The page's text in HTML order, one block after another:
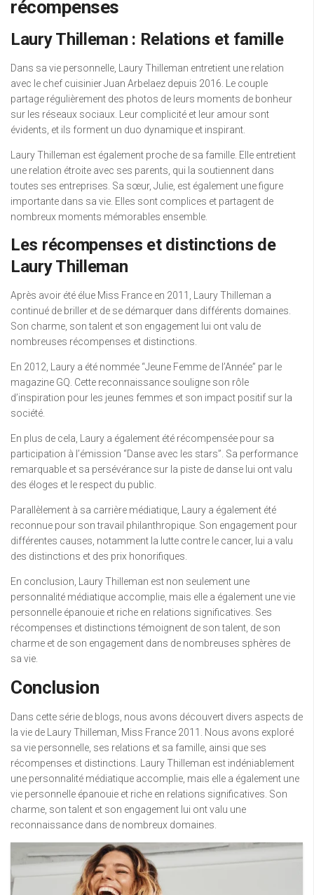
récompenses
Laury Thilleman : Relations et famille
Dans sa vie personnelle, Laury Thilleman entretient une relation
avec le chef cuisinier Juan Arbelaez depuis 2016. Le couple
partage régulièrement des photos de leurs moments de bonheur
sur les réseaux sociaux. Leur complicité et leur amour sont
évidents, et ils forment un duo dynamique et inspirant.
Laury Thilleman est également proche de sa famille. Elle entretient
une relation étroite avec ses parents, qui la soutiennent dans
toutes ses entreprises. Sa sœur, Julie, est également une figure
importante dans sa vie. Elles sont complices et partagent de
nombreux moments mémorables ensemble.
Les récompenses et distinctions de
Laury Thilleman
Après avoir été élue Miss France en 2011, Laury Thilleman a
continué de briller et de se démarquer dans différents domaines.
Son charme, son talent et son engagement lui ont valu de
nombreuses récompenses et distinctions.
En 2012, Laury a été nommée “Jeune Femme de l’Année” par le
magazine GQ. Cette reconnaissance souligne son rôle
d’inspiration pour les jeunes femmes et son impact positif sur la
société.
En plus de cela, Laury a également été récompensée pour sa
participation à l’émission “Danse avec les stars”. Sa performance
remarquable et sa persévérance sur la piste de danse lui ont valu
des éloges et le respect du public.
Parallèlement à sa carrière médiatique, Laury a également été
reconnue pour son travail philanthropique. Son engagement pour
différentes causes, notamment la lutte contre le cancer, lui a valu
des distinctions et des prix honorifiques.
En conclusion, Laury Thilleman est non seulement une
personnalité médiatique accomplie, mais elle a également une vie
personnelle épanouie et riche en relations significatives. Ses
récompenses et distinctions témoignent de son talent, de son
charme et de son engagement dans de nombreuses sphères de
sa vie.
Conclusion
Dans cette série de blogs, nous avons découvert divers aspects de
la vie de Laury Thilleman, Miss France 2011. Nous avons exploré
sa vie personnelle, ses relations et sa famille, ainsi que ses
récompenses et distinctions. Laury Thilleman est indéniablement
une personnalité médiatique accomplie, mais elle a également une
vie personnelle épanouie et riche en relations significatives. Son
charme, son talent et son engagement lui ont valu une
reconnaissance dans de nombreux domaines.